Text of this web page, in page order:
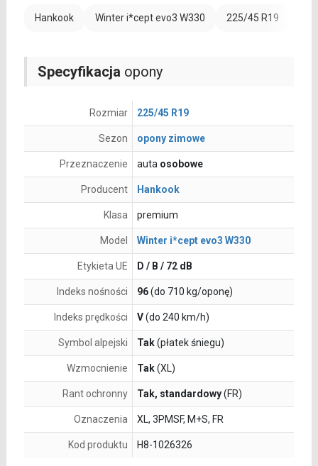
Hankook Winter i*cept evo3 W330 225/45 R19
Specyfikacja opony
Rozmiar 225/45 R19
Sezon opony zimowe
Przeznaczenie auta osobowe
Producent Hankook
Klasa premium
Model Winter i*cept evo3 W330
Etykieta UE D / B / 72 dB
Indeks nośności 96(do 710 kg/oponę)
Indeks prędkości V(do 240 km/h)
Symbol alpejski Tak(płatek śniegu)
Wzmocnienie Tak(XL)
Rant ochronny Tak, standardowy(FR)
Oznaczenia XL, 3PMSF, M+S, FR
Kod produktu H8-1026326